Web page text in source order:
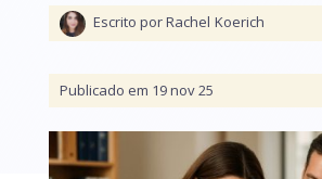
Escrito por Rachel Koerich
Publicado em 19 nov 25